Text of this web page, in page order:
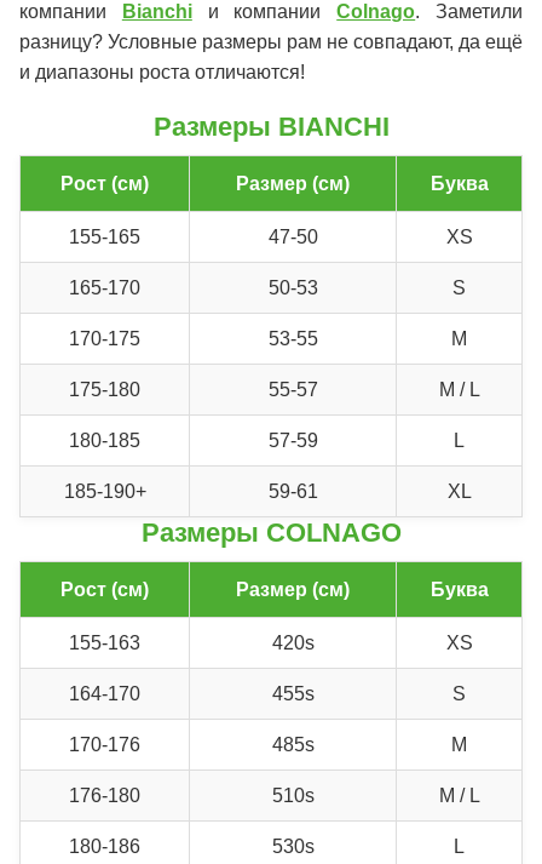
компании
Bianchiи компанииColnago. Заметили
разницу? Условные размеры рам не совпадают, да ещё
и диапазоны роста отличаются!
Размеры BIANCHI
Рост (см) Размер (см) Буква
155-165 47-50 XS
165-170 50-53 S
170-175 53-55 M
175-180 55-57 M / L
180-185 57-59 L
185-190+ 59-61 XL
Размеры COLNAGO
Рост (см) Размер (см) Буква
155-163 420s XS
164-170 455s S
170-176 485s M
176-180 510s M / L
180-186 530s L